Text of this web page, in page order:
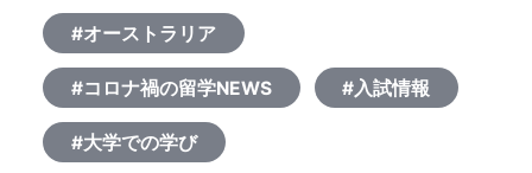
#オーストラリア
#コロナ禍の留学NEWS #入試情報
#大学での学び